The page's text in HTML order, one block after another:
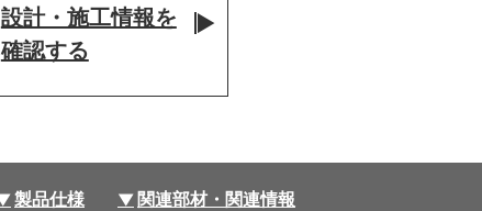
設計・施工情報を
確認する
製品仕様 関連部材・関連情報